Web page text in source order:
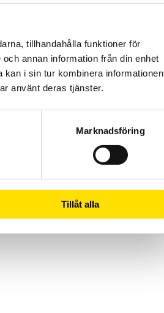
tillhandahålla funktioner för
annan information från din enhet
i sin tur kombinera informationen
använt deras tjänster.
Marknadsföring
Tillåt alla
Om Oss